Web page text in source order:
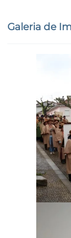
Galeria de